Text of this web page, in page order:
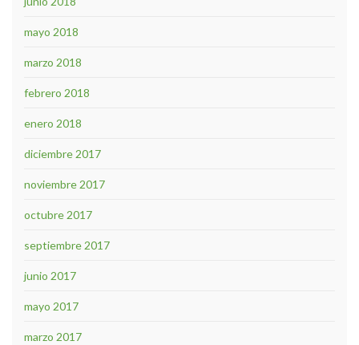
mayo 2018
marzo 2018
febrero 2018
enero 2018
diciembre 2017
noviembre 2017
octubre 2017
septiembre 2017
junio 2017
mayo 2017
marzo 2017